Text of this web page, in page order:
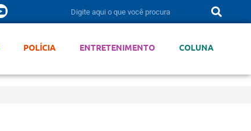
POLÍCIA ENTRETENIMENTO COLUNA